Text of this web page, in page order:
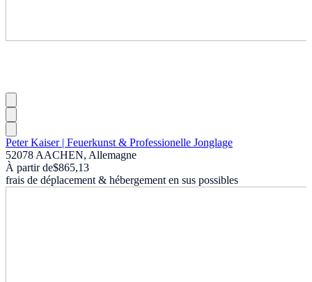
Peter Kaiser | Feuerkunst & Professionelle Jonglage
52078 AACHEN, Allemagne
À partir de$865,13
frais de déplacement & hébergement en sus possibles